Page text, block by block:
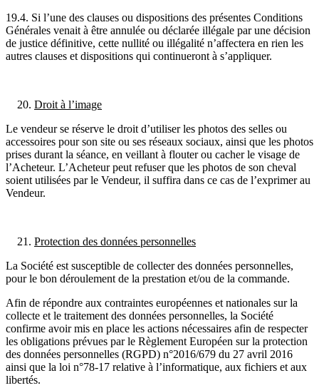
19.4. Si l’une des clauses ou dispositions des présentes Conditions
Générales venait à être annulée ou déclarée illégale par une décision
de justice définitive, cette nullité ou illégalité n’affectera en rien les
autres clauses et dispositions qui continueront à s’appliquer.
Droit à l’image
Le vendeur se réserve le droit d’utiliser les photos des selles ou
accessoires pour son site ou ses réseaux sociaux, ainsi que les photos
prises durant la séance, en veillant à flouter ou cacher le visage de
l’Acheteur. L’Acheteur peut refuser que les photos de son cheval
soient utilisées par le Vendeur, il suffira dans ce cas de l’exprimer au
Vendeur.
Protection des données personnelles
La Société est susceptible de collecter des données personnelles,
pour le bon déroulement de la prestation et/ou de la commande.
Afin de répondre aux contraintes européennes et nationales sur la
collecte et le traitement des données personnelles, la Société
confirme avoir mis en place les actions nécessaires afin de respecter
les obligations prévues par le Règlement Européen sur la protection
des données personnelles (RGPD) n°2016/679 du 27 avril 2016
ainsi que la loi n°78-17 relative à l’informatique, aux fichiers et aux
libertés.